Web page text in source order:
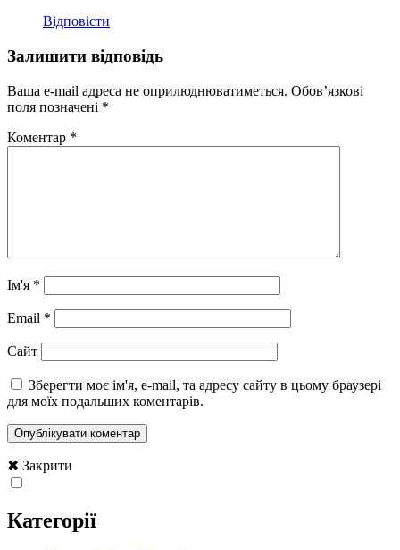
Відповіcти
Залишити відповідь
Ваша e-mail адреса не оприлюднюватиметься. Обов’язкові
поля позначені *
Коментар *
Ім'я *
Email *
Сайт
Зберегти моє ім'я, e-mail, та адресу сайту в цьому браузері
для моїх подальших коментарів.
✖ Закрити
Категорії